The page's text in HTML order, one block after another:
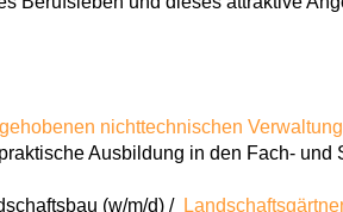
gehobenen nichttechnischen
Ausbildung in den Fach- und
(w/m/d) /